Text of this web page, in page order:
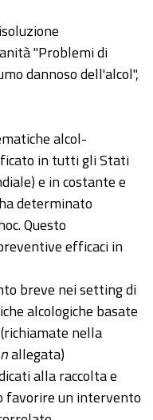
"Problemi di
dannoso dell'alcol",
alcol-
in tutti gli Stati
e in costante e
determinato
Questo
efficaci in
breve nei setting di
alcologiche basate
nella
allegata)
alla raccolta e
favorire un intervento